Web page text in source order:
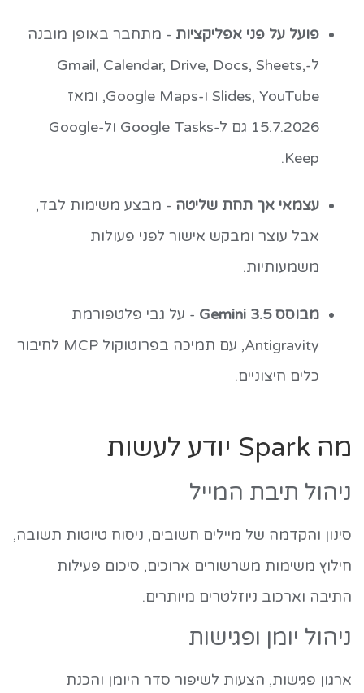
פועל על פני אפליקציות - מתחבר באופן מובנה
ל-Gmail, Calendar, Drive, Docs, Sheets,
Slides, YouTube ו-Google Maps, ומאז
15.7.2026 גם ל-Google Tasks ול-Google
Keep.
עצמאי אך תחת שליטה - מבצע משימות לבד,
אבל עוצר ומבקש אישור לפני פעולות
משמעותיות.
מבוסס Gemini 3.5
- על גבי פלטפורמת
Antigravity, עם תמיכה בפרוטוקול MCP לחיבור
כלים חיצוניים.
מה Spark יודע לעשות
ניהול תיבת המייל
סינון והקדמה של מיילים חשובים, ניסוח טיוטות תשובה,
חילוץ משימות משרשורים ארוכים, סיכום פעילות
התיבה וארכוב ניוזלטרים מיותרים.
ניהול יומן ופגישות
ארגון פגישות, הצעות לשיפור סדר היומן והכנת